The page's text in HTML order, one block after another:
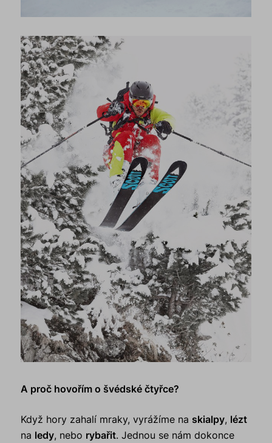
A proč hovořím o švédské čtyřce?
Když hory zahalí mraky, vyrážíme na skialpy, lézt
na ledy, nebo rybařit. Jednou se nám dokonce